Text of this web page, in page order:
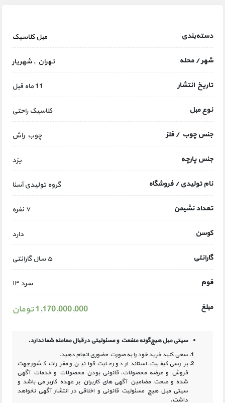
دسته‌بندی مبل کلاسیک
شهر / محله تهران ,شهریار
تاریخ انتشار 11 ماه قبل
نوع مبل کلاسیک راحتی
جنس چوب / فلز چوب راش
جنس پارچه یزد
نام تولیدی / فروشگاه گروه تولیدی آسنا
تعداد نشیمن ۷ نفره
کوسن دارد
گارانتی ۵ سال گارانتی
فوم سرد ۱۳
مبلغ 1,170,000,000 تومان
سیتی مبل هیچ‌گونه منفعت و مسئولیتی درقبال معامله شما ندارد.
سعی کنید خرید خود را به صورت حضوری انجام دهید.
بررسی کیفیت، استاندارد و رعایت قوانین و مقررات کشور جهت
فروش و عرضه محصولات، قانونی بودن محصولات و خدمات آگهی
شده و صحت مضامین آگهی‏ های کاربران بر عهده کاربر می باشد و
سیتی مبل هیچ مسئولیت قانونی و اخلاقی در انتشار آگهی نخواهد
داشت.